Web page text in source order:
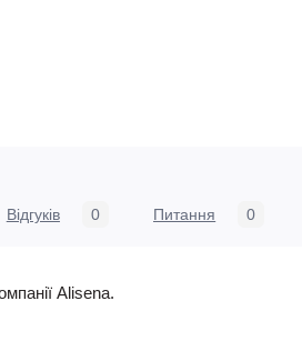
Відгуків 0 Питання 0
Alisena.